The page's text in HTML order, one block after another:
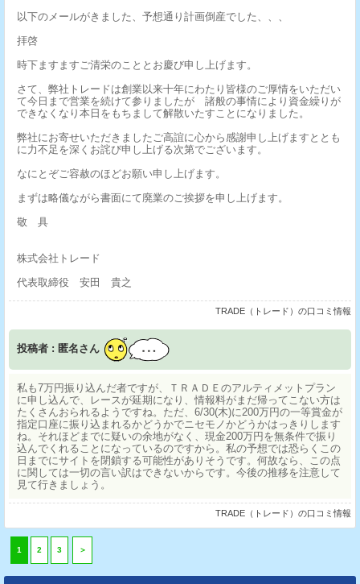
以下のメールがきました、予想通り計画倒産でした、、、
拝啓
時下ますますご清栄のこととお慶び申し上げます。
さて、弊社トレードは創業以来十年にわたり皆様のご厚情をいただい
て今日まで営業を続けて参りましたが 諸般の事情により資金繰りが
できなくなり本日をもちまして解散いたすことになりました。
弊社にお寄せいただきましたご高誼に心から感謝申し上げますととも
に力不足を深くお詫び申し上げる次第でございます。
なにとぞご容赦のほどお願い申し上げます。
まずは略儀ながら書面にて廃業のご挨拶を申し上げます。
敬 具
株式会社トレード
代表取締役 安田 貴之
TRADE（トレード）の口コミ情報
投稿者 : 匿名さん
私も7万円振り込んだ者ですが、ＴＲＡＤＥのアルティメットプラン
に申し込んで、レースが延期になり、情報料がまだ帰ってこない方は
たくさんおられるようですね。ただ、6/30(木)に200万円の一等賞金が
指定口座に振り込まれるかどうかでニセモノかどうかはっきりします
ね。それほどまでに疑いの余地がなく、現金200万円を無条件で振り
込んでくれることになっているのですから。私の予想では恐らくこの
日までにサイトを閉鎖する可能性がありそうです。何故なら、この点
に関しては一切の言い訳はできないからです。今後の推移を注意して
見て行きましょう。
TRADE（トレード）の口コミ情報
1 2 3 ＞